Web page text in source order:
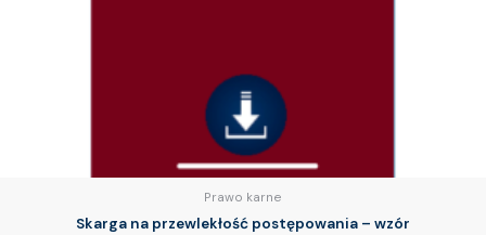
Prawo karne
Skarga na przewlekłość postępowania – wzór